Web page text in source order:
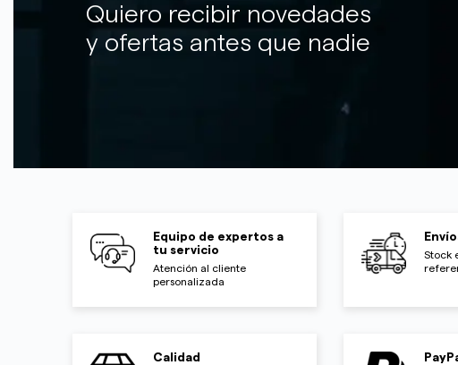
Quiero recibir novedades
y ofertas antes que nadie
Equipo de expertos a
tu servicio
Atención al cliente
personalizada
Stock
Calidad